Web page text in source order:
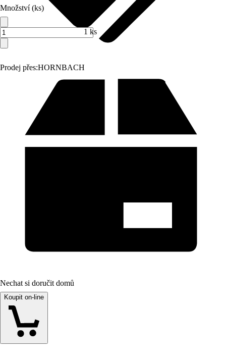
Prodej přes:HORNBACH
Množství (ks)
1 ks
Nechat si doručit domů
Koupit on-line